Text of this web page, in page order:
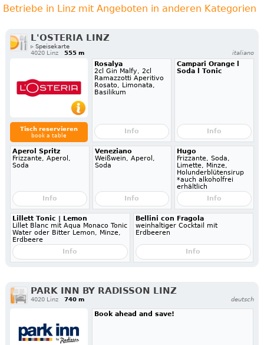
Betriebe in Linz mit Angeboten in anderen Kategorien
L'OSTERIA LINZ
▹ Speisekarte
4020 Linz
555 m italiano
Tisch reservieren
book a table
Rosalya
2cl Gin Malfy, 2cl
Ramazzotti Aperitivo
Rosato, Limonata,
Basilikum
Info
Campari Orange l
Soda l Tonic
Info
Aperol Spritz
Frizzante, Aperol,
Soda
Info
Veneziano
Weißwein, Aperol,
Soda
Info
Hugo
Frizzante, Soda,
Limette, Minze,
Holunderblütensirup
*auch alkoholfrei
erhältlich
Info
Lillett Tonic | Lemon
Lillet Blanc mit Aqua Monaco Tonic
Water oder Bitter Lemon, Minze,
Erdbeere
Info
Bellini con Fragola
weinhaltiger Cocktail mit
Erdbeeren
Info
PARK INN BY RADISSON LINZ
4020 Linz 740 m deutsch
Book ahead and save!